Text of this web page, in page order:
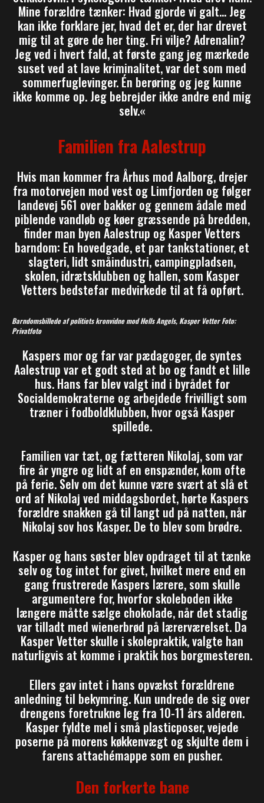
Mine forældre tænker: Hvad gjorde vi galt… Jeg
kan ikke forklare jer, hvad det er, der har drevet
mig til at gøre de her ting. Fri vilje? Adrenalin?
Jeg ved i hvert fald, at første gang jeg mærkede
suset ved at lave kriminalitet, var det som med
sommerfuglevinger. Én berøring og jeg kunne
ikke komme op. Jeg bebrejder ikke andre end mig
selv.«
Familien fra Aalestrup
Hvis man kommer fra Århus mod Aalborg, drejer
fra motorvejen mod vest og Limfjorden og følger
landevej 561 over bakker og gennem ådale med
piblende vandløb og køer græssende på bredden,
finder man byen Aalestrup og Kasper Vetters
barndom: En hovedgade, et par tankstationer, et
slagteri, lidt småindustri, campingpladsen,
skolen, idrætsklubben og hallen, som Kasper
Vetters bedstefar medvirkede til at få opført.
Barndomsbillede af politiets kronvidne mod Hells Angels, Kasper Vetter Foto:
Privatfoto
Kaspers mor og far var pædagoger, de syntes
Aalestrup var et godt sted at bo og fandt et lille
hus. Hans far blev valgt ind i byrådet for
Socialdemokraterne og arbejdede frivilligt som
træner i fodboldklubben, hvor også Kasper
spillede.
Familien var tæt, og fætteren Nikolaj, som var
fire år yngre og lidt af en enspænder, kom ofte
på ferie. Selv om det kunne være svært at slå et
ord af Nikolaj ved middagsbordet, hørte Kaspers
forældre snakken gå til langt ud på natten, når
Nikolaj sov hos Kasper. De to blev som brødre.
Kasper og hans søster blev opdraget til at tænke
selv og tog intet for givet, hvilket mere end en
gang frustrerede Kaspers lærere, som skulle
argumentere for, hvorfor skoleboden ikke
længere måtte sælge chokolade, når det stadig
var tilladt med wienerbrød på lærerværelset. Da
Kasper Vetter skulle i skolepraktik, valgte han
naturligvis at komme i praktik hos borgmesteren.
Ellers gav intet i hans opvækst forældrene
anledning til bekymring. Kun undrede de sig over
drengens foretrukne leg fra 10-11 års alderen.
Kasper fyldte mel i små plasticposer, vejede
poserne på morens køkkenvægt og skjulte dem i
farens attachémappe som en pusher.
Den forkerte bane